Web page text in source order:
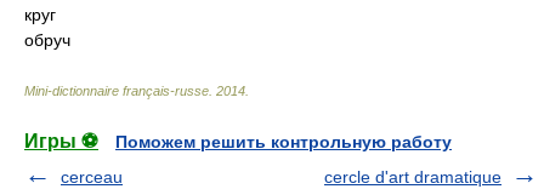
круг
обруч
Mini-dictionnaire français-russe 2014
Игры ⚽
Поможем решить контрольную работу
cerceau
cercle d'art dramatique